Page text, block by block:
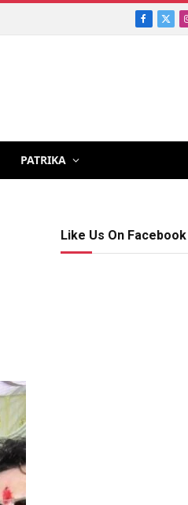
X
PATRIKA
Like Us On Facebook